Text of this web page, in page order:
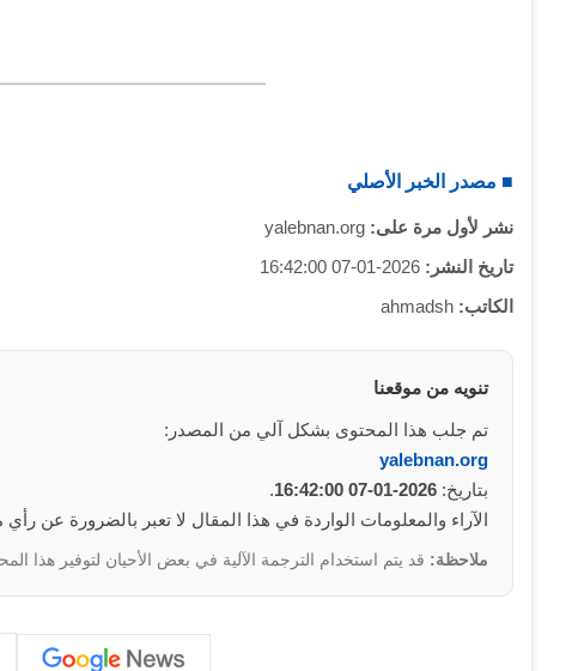
■ مصدر الخبر الأصلي
نشر لأول مرة على: yalebnan.org
تاريخ النشر: 2026-01-07 16:42:00
الكاتب: ahmadsh
تنويه من موقعنا
تم جلب هذا المحتوى بشكل آلي من المصدر:
yalebnan.org
بتاريخ: 2026-01-07 16:42:00
.
الآراء والمعلومات الواردة في هذا المقال لا تعبر بالضرورة عن
ملاحظة: قد يتم استخدام الترجمة الآلية في بعض الأحيان لتوفير هذا